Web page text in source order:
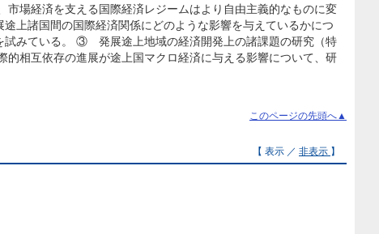
市場経済を支える国際経済レジームはより自由主義的なものに変
上諸国間の国際経済関係にどのような影響を与えているかにつ
試みている。 ③ 発展途上地域の経済開発上の諸課題の研究（特
相互依存の進展が途上国マクロ経済に与える影響について、研
このページの先頭へ▲
【 表示 ／ 非表示 】